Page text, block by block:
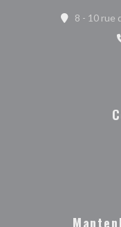
8 - 10 rue